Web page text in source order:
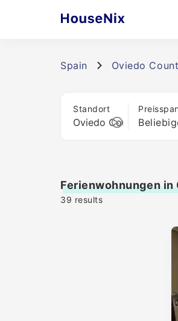
Spain Oviedo
Standort
Ferienwohnungen
39 results